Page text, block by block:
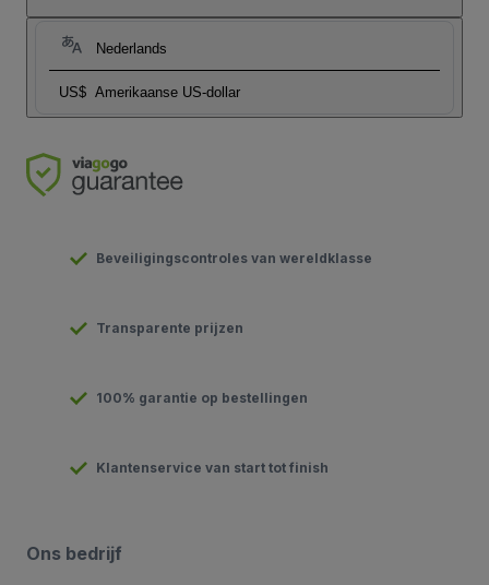
Nederlands
US$ Amerikaanse US-dollar
Beveiligingscontroles van wereldklasse
Transparente prijzen
100% garantie op bestellingen
Klantenservice van start tot finish
Ons bedrijf